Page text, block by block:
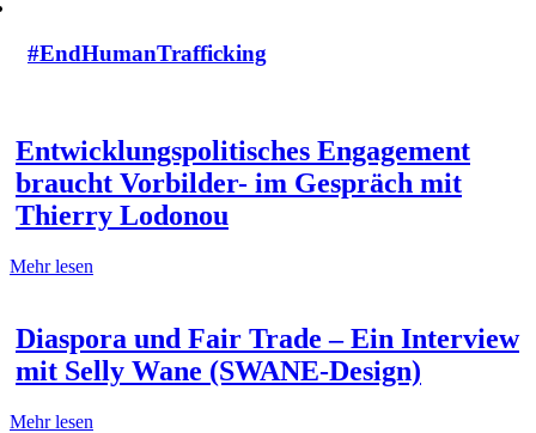
#EndHumanTrafficking
Entwicklungspolitisches Engagement
braucht Vorbilder- im Gespräch mit
Thierry Lodonou
Mehr lesen
Diaspora und Fair Trade – Ein Interview
mit Selly Wane (SWANE-Design)
Mehr lesen